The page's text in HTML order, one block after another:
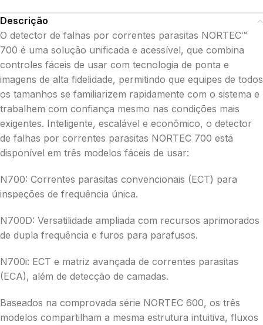
Descrição
O detector de falhas por correntes parasitas NORTEC™
700 é uma solução unificada e acessível, que combina
controles fáceis de usar com tecnologia de ponta e
imagens de alta fidelidade, permitindo que equipes de todos
os tamanhos se familiarizem rapidamente com o sistema e
trabalhem com confiança mesmo nas condições mais
exigentes. Inteligente, escalável e econômico, o detector
de falhas por correntes parasitas NORTEC 700 está
disponível em três modelos fáceis de usar:
N700: Correntes parasitas convencionais (ECT) para
inspeções de frequência única.
N700D: Versatilidade ampliada com recursos aprimorados
de dupla frequência e furos para parafusos.
N700i: ECT e matriz avançada de correntes parasitas
(ECA), além de detecção de camadas.
Baseados na comprovada série NORTEC 600, os três
modelos compartilham a mesma estrutura intuitiva, fluxos